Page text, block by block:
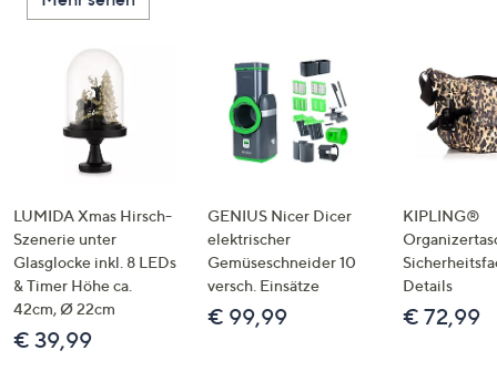
LUMIDA Xmas Hirsch-
Szenerie unter
Glasglocke inkl. 8 LEDs
& Timer Höhe ca.
42cm, Ø 22cm
€ 39,99
GENIUS Nicer Dicer
elektrischer
Gemüseschneider 10
versch. Einsätze
€ 99,99
KIPLING®
Details
€ 72,99